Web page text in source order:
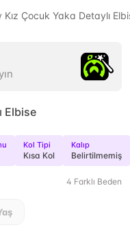
Kız Çocuk Yaka Detaylı
Elbise
Kol Tipi
Kısa Kol
Kalıp
Belirtilmemiş
4 Farklı Beden